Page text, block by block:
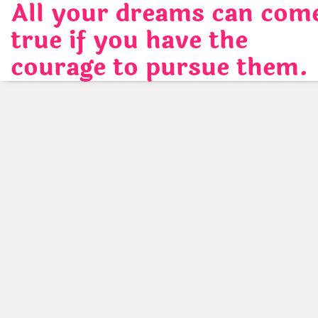
Skip
content
All your dreams can
true if you have the
courage to pursue them.